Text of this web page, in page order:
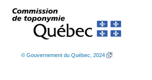
© Gouvernement du Québec, 2024